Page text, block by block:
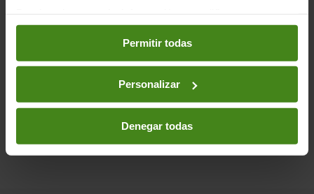
preferencias accediendo a nuestraPolítica de Cookieso
en los botones facilitados a continuación:
Permitir todas
Personalizar
Denegar todas
este acuerdo apenas da respuesta. Aún
queda lejos de la ambición necesaria para
la competencia fiscal desleal y de permitir
una redistribución más equitativa de los
derechos tributarios entre países.”